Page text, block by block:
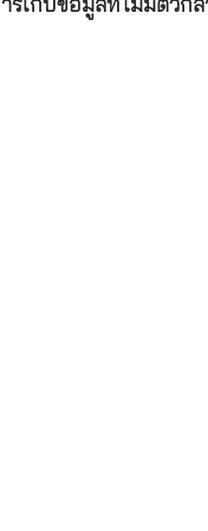
รเก็บข้อมูลที่ไม่มีตัวกล